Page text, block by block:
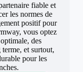
fiable et
les normes de
positif pour
vous optez
des
et surtout,
pour les